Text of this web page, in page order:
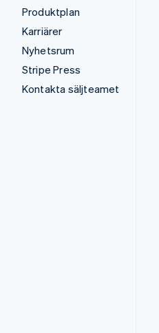
Produktplan
Karriärer
Nyhetsrum
Stripe Press
Kontakta säljteamet